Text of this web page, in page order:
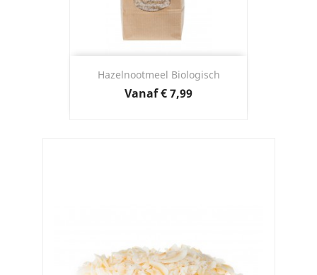
Hazelnootmeel Biologisch
VanafPrijs
€ 7,99